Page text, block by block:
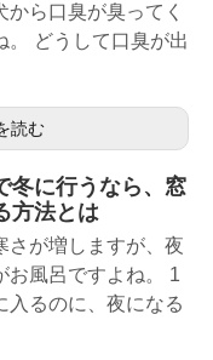
ら口臭が臭ってく
。 どうして口臭が出
読む
冬に行うなら、窓
方法とは
さが増しますが、夜
お風呂ですよね。 1
入るのに、夜になる